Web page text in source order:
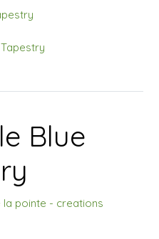
Blue
la pointe - creations